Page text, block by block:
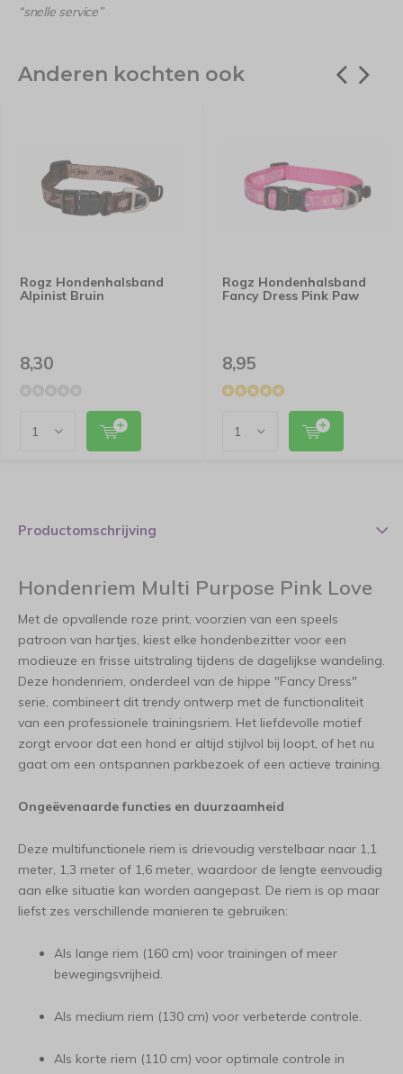
“snelle service”
Anderen kochten ook
Rogz Hondenhalsband
Alpinist Bruin
8,30
Rogz Hondenhalsband
Fancy Dress Pink Paw
8,95
Productomschrijving
Hondenriem Multi Purpose Pink Love
Met de opvallende roze print, voorzien van een speels
patroon van hartjes, kiest elke hondenbezitter voor een
modieuze en frisse uitstraling tijdens de dagelijkse wandeling.
Deze hondenriem, onderdeel van de hippe "Fancy Dress"
serie, combineert dit trendy ontwerp met de functionaliteit
van een professionele trainingsriem. Het liefdevolle motief
zorgt ervoor dat een hond er altijd stijlvol bij loopt, of het nu
gaat om een ontspannen parkbezoek of een actieve training.
Ongeëvenaarde functies en duurzaamheid
Deze multifunctionele riem is drievoudig verstelbaar naar 1,1
meter, 1,3 meter of 1,6 meter, waardoor de lengte eenvoudig
aan elke situatie kan worden aangepast. De riem is op maar
liefst zes verschillende manieren te gebruiken:
Als lange riem (160 cm) voor trainingen of meer
bewegingsvrijheid.
Als medium riem (130 cm) voor verbeterde controle.
Als korte riem (110 cm) voor optimale controle in